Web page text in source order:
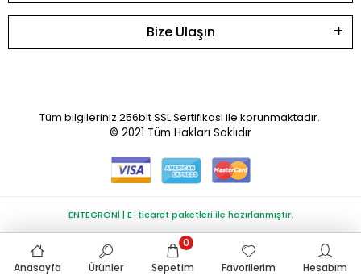
Bize Ulaşın
Tüm bilgileriniz 256bit SSL Sertifikası ile korunmaktadır.
© 2021 Tüm Hakları Saklıdır
Anasayfa Ürünler Sepetim
0
Favorilerim
Hesabım
ENTEGRONİ | E-ticaret paketleri ile hazırlanmıştır.